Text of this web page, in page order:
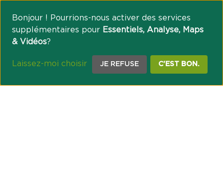
Bonjour ! Pourrions-nous activer des services
supplémentaires pour Essentiels, Analyse, Maps
& Vidéos?
Laissez-moi choisir JE REFUSE C'EST BON.